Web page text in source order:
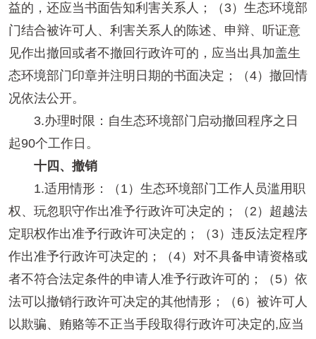
益的，还应当书面告知利害关系人；（3）生态环境部
门结合被许可人、利害关系人的陈述、申辩、听证意
见作出撤回或者不撤回行政许可的，应当出具加盖生
态环境部门印章并注明日期的书面决定；（4）撤回情
况依法公开。
3.办理时限：自生态环境部门启动撤回程序之日
起90个工作日。
十四、撤销
1.适用情形：（1）生态环境部门工作人员滥用职
权、玩忽职守作出准予行政许可决定的；（2）超越法
定职权作出准予行政许可决定的；（3）违反法定程序
作出准予行政许可决定的；（4）对不具备申请资格或
者不符合法定条件的申请人准予行政许可的；（5）依
法可以撤销行政许可决定的其他情形；（6）被许可人
以欺骗、贿赂等不正当手段取得行政许可决定的,应当